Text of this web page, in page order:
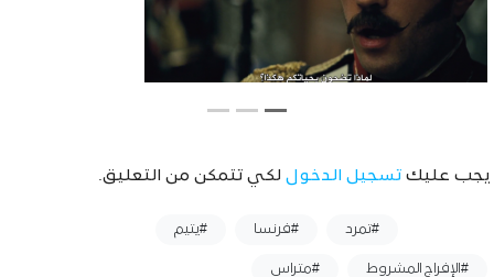
يجب عليك تسجيل الدخول لكي تتمكن من التعليق.
#تمرد #فرنسا #يتيم
#الإفراج المشروط #متراس